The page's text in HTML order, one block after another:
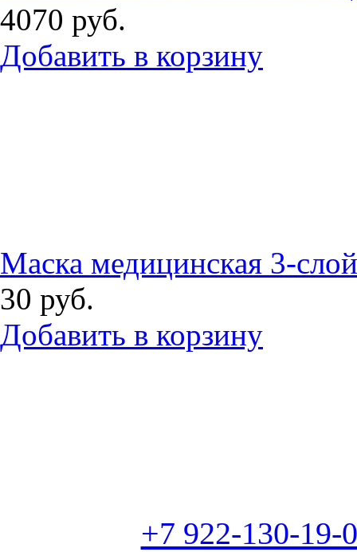
4070 руб.
Добавить в корзину
Маска медицинская 3-
30 руб.
Добавить в корзину
+7 922-130-19-